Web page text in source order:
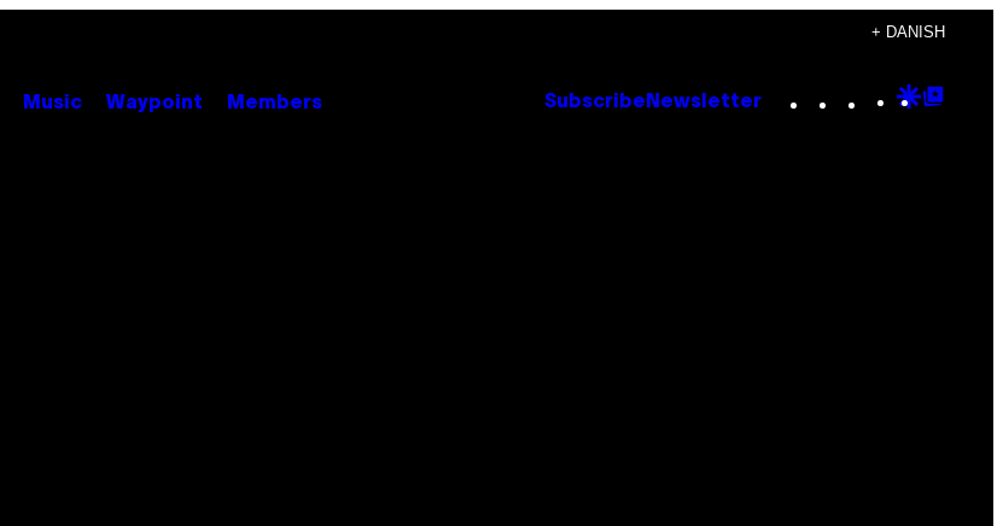
+ DANISH
Music Waypoint Members Subscribe Newsletter Instagram
TikTok
YouTube
Google